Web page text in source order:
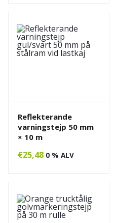
Reflekterande
varningstejp 50 mm
× 10 m
€25,48 0 % ALV